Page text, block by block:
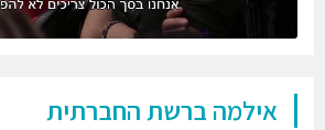
אילמה ברשת החברתית